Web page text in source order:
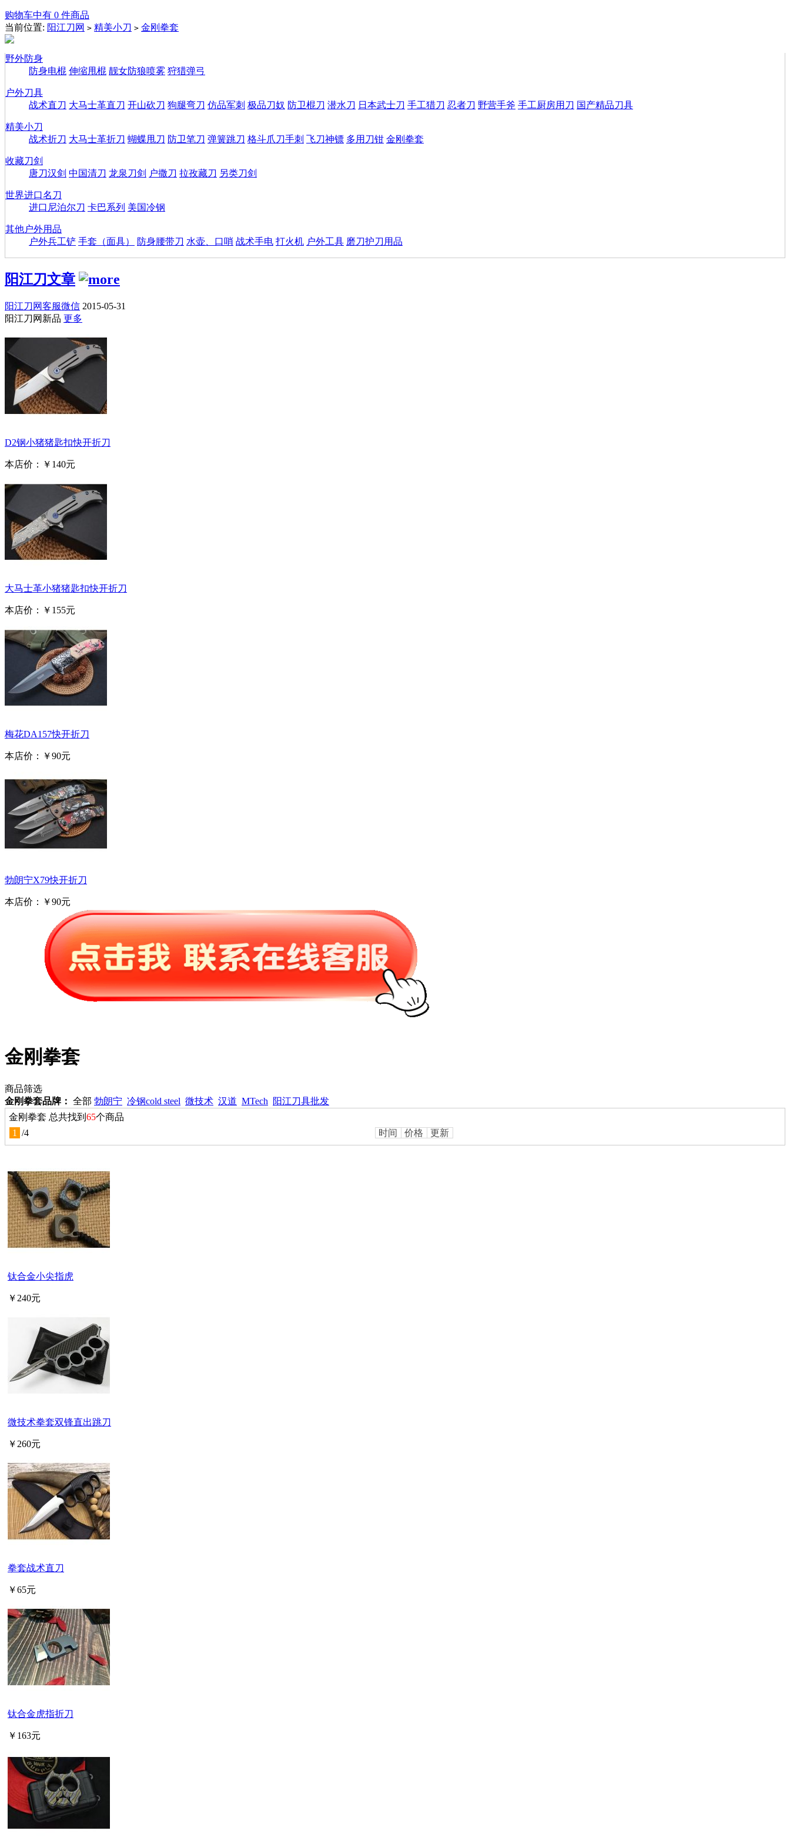
购物车中有 0 件商品
当前位置: 阳江刀网 > 精美小刀 > 金刚拳套
野外防身
防身电棍 伸缩甩棍 靓女防狼喷雾 狩猎弹弓
户外刀具
战术直刀 大马士革直刀 开山砍刀 狗腿弯刀 仿品军刺 极品刀奴 防卫棍刀 潜水刀 日本武士刀 手工猎刀 忍者刀 野营手斧 手工厨房用刀 国产精品刀具
精美小刀
战术折刀 大马士革折刀 蝴蝶甩刀 防卫笔刀 弹簧跳刀 格斗爪刀手刺 飞刀神镖 多用刀钳 金刚拳套
收藏刀剑
唐刀汉剑 中国清刀 龙泉刀剑 户撒刀 拉孜藏刀 另类刀剑
世界进口名刀
进口尼泊尔刀 卡巴系列 美国冷钢
其他户外用品
户外兵工铲 手套（面具） 防身腰带刀 水壶、口哨 战术手电 打火机 户外工具 磨刀护刀用品
阳江刀文章
阳江刀网客服微信 2015-05-31
阳江刀网新品 更多
D2钢小猪猪匙扣快开折刀
本店价： ￥140元
大马士革小猪猪匙扣快开折刀
本店价： ￥155元
梅花DA157快开折刀
本店价： ￥90元
勃朗宁X79快开折刀
本店价： ￥90元
金刚拳套
商品筛选
金刚拳套品牌： 全部 勃朗宁 冷钢cold steel 微技术 汉道 MTech
阳江刀具批发
金刚拳套 总共找到 65个商品
1
/4 时间 价格 更新
钛合金小尖指虎
￥240元
微技术拳套双锋直出跳刀
￥260元
拳套战术直刀
￥65元
钛合金虎指折刀
￥163元